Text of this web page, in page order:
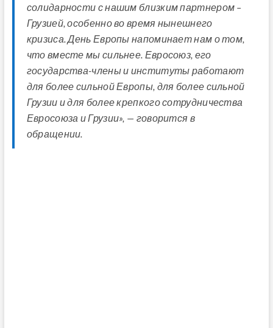
солидарности с нашим близким партнером –
Грузией, особенно во время нынешнего
кризиса. День Европы напоминает нам о том,
что вместе мы сильнее. Евросоюз, его
государства-члены и институты работают
для более сильной Европы, для более сильной
Грузии и для более крепкого сотрудничества
Евросоюза и Грузии», — говорится в
обращении.